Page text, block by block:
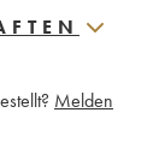
Melden